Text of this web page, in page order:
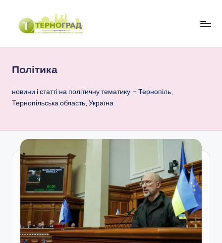
Перейти
р
н
о
р
а
д
цікаво
Політика
новини і статті на політичну тематику – Тернопіль,
Тернопільська область, Україна